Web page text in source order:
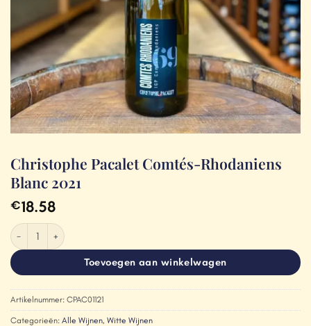
Christophe Pacalet Comtés-Rhodaniens
Blanc 2021
€18.58
Christophe Pacalet Comtés-Rhodaniens Blanc 2021 aantal
Toevoegen aan winkelwagen
Artikelnummer: CPAC01121
Categorieën: Alle Wijnen, Witte Wijnen